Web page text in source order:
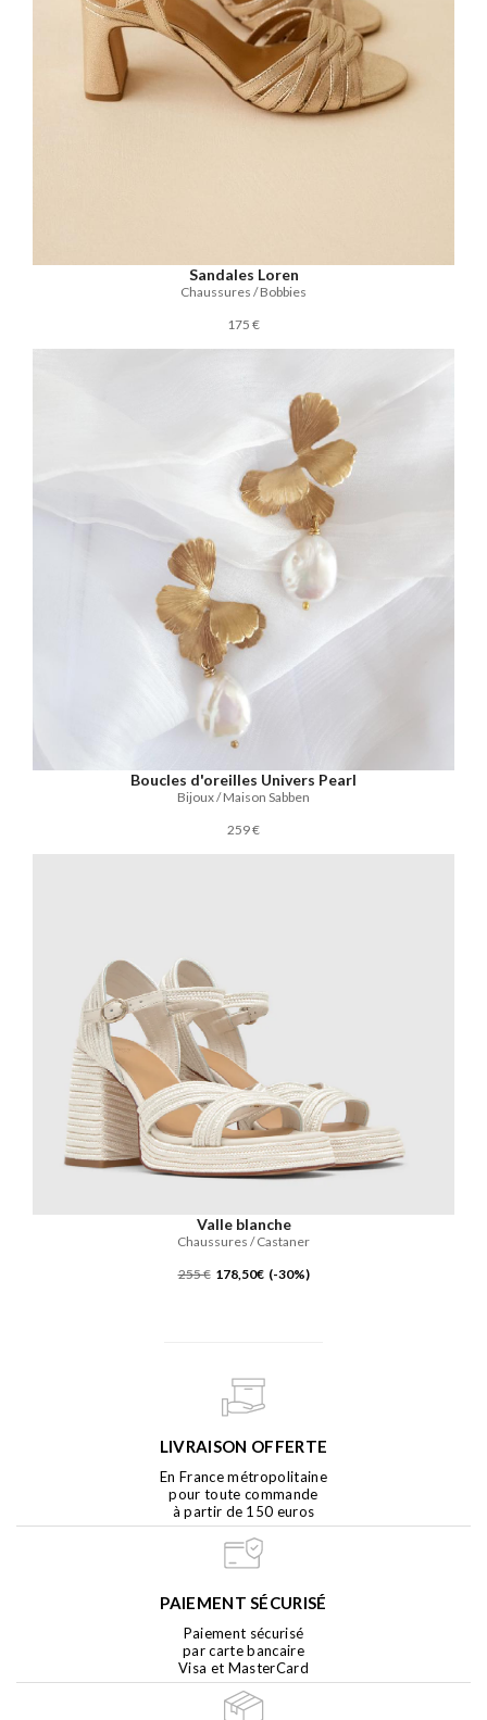
Sandales Loren
Chaussures / Bobbies
175 €
Boucles d'oreilles Univers Pearl
Bijoux / Maison Sabben
259 €
Valle blanche
Chaussures / Castaner
255 € 178,50€ (-30%)
LIVRAISON OFFERTE
En France métropolitaine
pour toute commande
à partir de 150 euros
PAIEMENT SÉCURISÉ
Paiement sécurisé
par carte bancaire
Visa et MasterCard